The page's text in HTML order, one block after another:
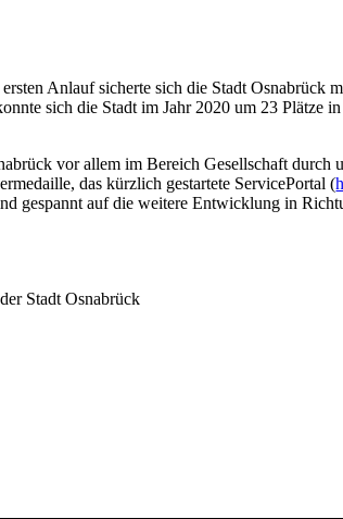
Anlauf sicherte sich die Stadt Osnabrück
sich die Stadt im Jahr 2020 um 23 Plätze
vor allem im Bereich Gesellschaft
das kürzlich gestartete ServicePortal (
gespannt auf die weitere Entwicklung in